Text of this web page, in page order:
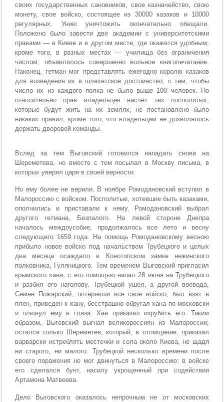
своих государственных сановников, свое казначейство, свою
монету, свое войско, состоящее из 30000 казаков и 10000
регулярных. Унию уничтожить окончательно обещали.
Положено было завести две академии с университетскими
правами — в Киеве и в другом месте, где окажется удобным;
кроме того, в разных местах — училища без ограничения
числом; объявлялось совершенно вольное книгопечатание.
Наконец, гетман мог представлять ежегодно королю казаков
для возведения их в шляхетское достоинство, с тем, чтобы
число их из каждого полка не было выше 100 человек. Но
относительно прав владельцев насчет тех посполитых,
которые будут жить на их землях, не постановлено было
никаких правил, кроме того, что владельцам не дозволялось
держать дворовой команды.
Вслед за тем Выговский готовился нападать снова на
Шереметева, но вместе с тем посылал в Москву письма, в
которых уверял царя в своей верности.
Но ему более не верили. В ноябре Ромодановский вступил в
Малороссию с войском. Посполитые, хотевшие быть казаками,
ополчились и приставали к нему. Ромодановский выбрал
другого гетмана, Безпалого. На левой стороне Днепра
началось междоусобие, продолжалось все лето и весну
следующего 1659 года. На помощь Ромодановскому весною
прибыло новое войско под начальством Трубецкого и целых
два месяца осаждало в Конотопском замке нежинского
полковника, Гуляницкого. Тем временем Выговский пригласил
крымского хана, с его помощью напал 28 июня на Трубецкого
и разбил его наголову. Трубецкой ушел, а другой воевода,
Семен Пожарский, потерявши все свое войско, был взят в
плен, приведен к хану, бесстрашно обругал хана по-московски
и плюнул ему в глаза. Хан приказал изрубить его. Таким
образом, Выговский выгнал великороссиян из Малороссии;
остался только Шереметев, который, в отомщение, приказал
варварски истреблять местечки и села около Киева, не щадя
ни старого, ни малого. Трубецкой несколько времени после
своего поражения не мог двинуться в Малороссию: в войске
его сделался бунт, насилу укрощенный при содействии
Артамона Матвеева.
Дело Выговского оказалось непрочным не от московских